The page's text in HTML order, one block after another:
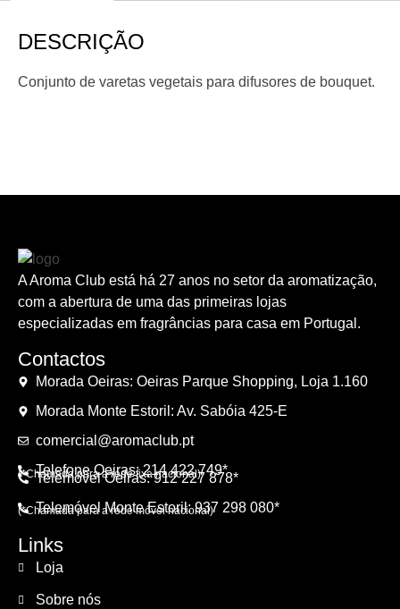
DESCRIÇÃO
Conjunto de varetas vegetais para difusores de bouquet.
A Aroma Club está há 27 anos no setor da aromatização,
com a abertura de uma das primeiras lojas
especializadas em fragrâncias para casa em Portugal.
Contactos
Morada Oeiras: Oeiras Parque Shopping, Loja 1.160
Morada Monte Estoril: Av. Sabóia 425-E
comercial@aromaclub.pt
Telefone Oeiras: 214 422 749*
(*Chamada para a rede fixa nacional)
Telemóvel Oeiras: 912 227 878*
Telemóvel Monte Estoril: 937 298 080*
(*Chamada para a rede móvel nacional)
Links
Loja
Sobre nós